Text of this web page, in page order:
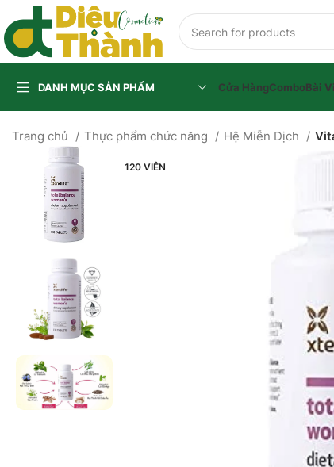
DANH MỤC SẢN PHẨM Cửa HàngComboBài
Trang chủ Thực phẩm chức năng Hệ Miễn Dịch
120 VIÊN
🎉